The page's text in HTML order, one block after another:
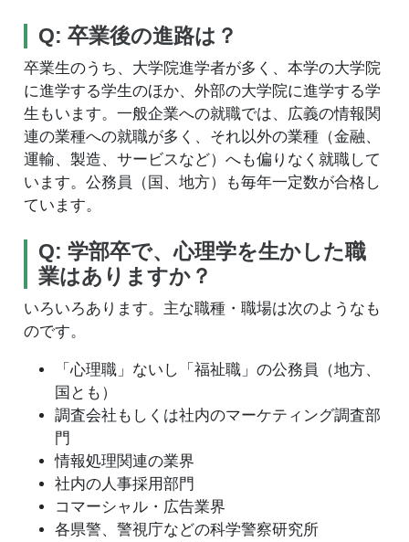
Q: 卒業後の進路は？
卒業生のうち、大学院進学者が多く、本学の大学院
に進学する学生のほか、外部の大学院に進学する学
生もいます。一般企業への就職では、広義の情報関
連の業種への就職が多く、それ以外の業種（金融、
運輸、製造、サービスなど）へも偏りなく就職して
います。公務員（国、地方）も毎年一定数が合格し
ています。
Q: 学部卒で、心理学を生かした職
業はありますか？
いろいろあります。主な職種・職場は次のようなも
のです。
「心理職」ないし「福祉職」の公務員（地方、
国とも）
調査会社もしくは社内のマーケティング調査部
門
情報処理関連の業界
社内の人事採用部門
コマーシャル・広告業界
各県警、警視庁などの科学警察研究所